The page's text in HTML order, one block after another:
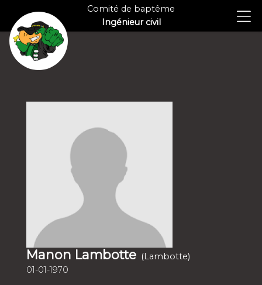
Comité de baptême
Ingénieur civil
Manon Lambotte (Lambotte)
01-01-1970